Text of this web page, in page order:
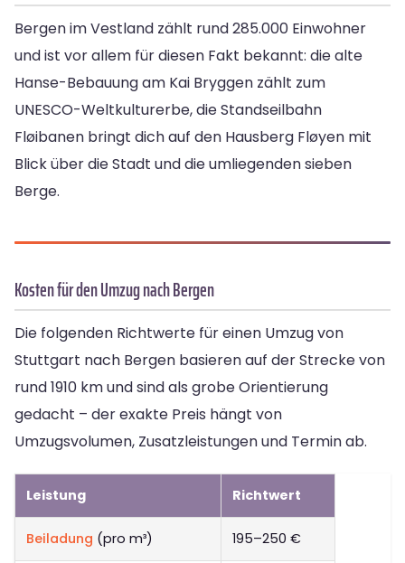
Bergen im Vestland zählt rund 285.000 Einwohner
und ist vor allem für diesen Fakt bekannt: die alte
Hanse-Bebauung am Kai Bryggen zählt zum
UNESCO-Weltkulturerbe, die Standseilbahn
Fløibanen bringt dich auf den Hausberg Fløyen mit
Blick über die Stadt und die umliegenden sieben
Berge.
Kosten für den Umzug nach Bergen
Die folgenden Richtwerte für einen Umzug von
Stuttgart nach Bergen basieren auf der Strecke von
rund 1910 km und sind als grobe Orientierung
gedacht – der exakte Preis hängt von
Umzugsvolumen, Zusatzleistungen und Termin ab.
Leistung Richtwert
Beiladung (pro m³) 195–250 €